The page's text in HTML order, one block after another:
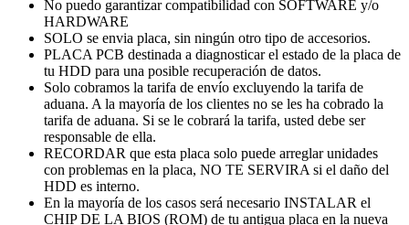
No puedo garantizar compatibilidad con SOFTWARE y/o
HARDWARE
SOLO se envia placa, sin ningún otro tipo de accesorios.
PLACA PCB destinada a diagnosticar el estado de la placa de
tu HDD para una posible recuperación de datos.
Solo cobramos la tarifa de envío excluyendo la tarifa de
aduana. A la mayoría de los clientes no se les ha cobrado la
tarifa de aduana. Si se le cobrará la tarifa, usted debe ser
responsable de ella.
RECORDAR que esta placa solo puede arreglar unidades
con problemas en la placa, NO TE SERVIRA si el daño del
HDD es interno.
En la mayoría de los casos será necesario INSTALAR el
CHIP DE LA BIOS (ROM) de tu antigua placa en la nueva